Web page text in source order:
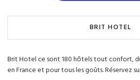
BRIT HOTEL
Brit Hotel ce sont 180 hôtels tout confort,
en France et pour tous les goûts. Réservez